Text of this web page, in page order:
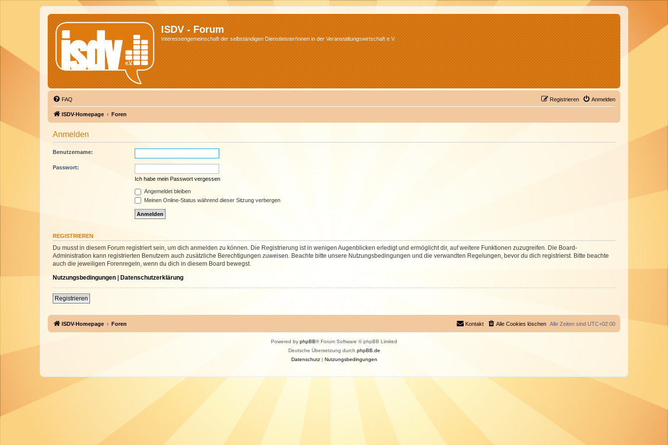
ISDV - Forum
Interessengemeinschaft der selbständigen Dienstleister/Innen in der Veranstaltungswirtschaft e.V.
FAQ Anmelden
Registrieren
ISDV-Homepage Foren
Anmelden
Benutzername:
Passwort:
Ich habe mein Passwort vergessen
Angemeldet bleiben
Meinen Online-Status während dieser Sitzung verbergen
REGISTRIEREN
Du musst in diesem Forum registriert sein, um dich anmelden zu können. Die Registrierung ist in wenigen Augenblicken erledigt und ermöglicht dir, auf weitere Funktionen zuzugreifen. Die Board-
Administration kann registrierten Benutzern auch zusätzliche Berechtigungen zuweisen. Beachte bitte unsere Nutzungsbedingungen und die verwandten Regelungen, bevor du dich registrierst. Bitte beachte
auch die jeweiligen Forenregeln, wenn du dich in diesem Board bewegst.
Nutzungsbedingungen | Datenschutzerklärung
Registrieren
ISDV-Homepage Foren Alle Zeiten sind UTC+02:00
Alle Cookies löschen
Kontakt
Powered by phpBB® Forum Software © phpBB Limited
Deutsche Übersetzung durch phpBB.de
Datenschutz| Nutzungsbedingungen